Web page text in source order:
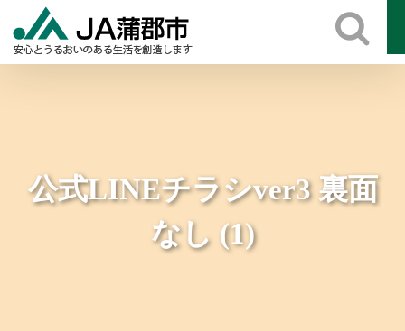
公式LINEチラシver3 裏面
なし (1)